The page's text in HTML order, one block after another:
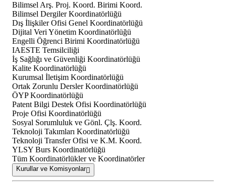
Bilimsel Arş. Proj. Koord. Birimi Koord.
Bilimsel Dergiler Koordinatörlüğü
Dış İlişkiler Ofisi Genel Koordinatörlüğü
Dijital Veri Yönetim Koordinatörlüğü
Engelli Öğrenci Birimi Koordinatörlüğü
IAESTE Temsilciliği
İş Sağlığı ve Güvenliği Koordinatörlüğü
Kalite Koordinatörlüğü
Kurumsal İletişim Koordinatörlüğü
Ortak Zorunlu Dersler Koordinatörlüğü
ÖYP Koordinatörlüğü
Patent Bilgi Destek Ofisi Koordinatörlüğü
Proje Ofisi Koordinatörlüğü
Sosyal Sorumluluk ve Gönl. Çlş. Koord.
Teknoloji Takımları Koordinatörlüğü
Teknoloji Transfer Ofisi ve K.M. Koord.
YLSY Burs Koordinatörlüğü
Tüm Koordinatörlükler ve Koordinatörler
Kurullar ve Komisyonlar